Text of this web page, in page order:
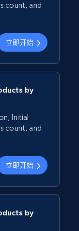
count, and
立即开始
by
Initial
count, and
立即开始
by